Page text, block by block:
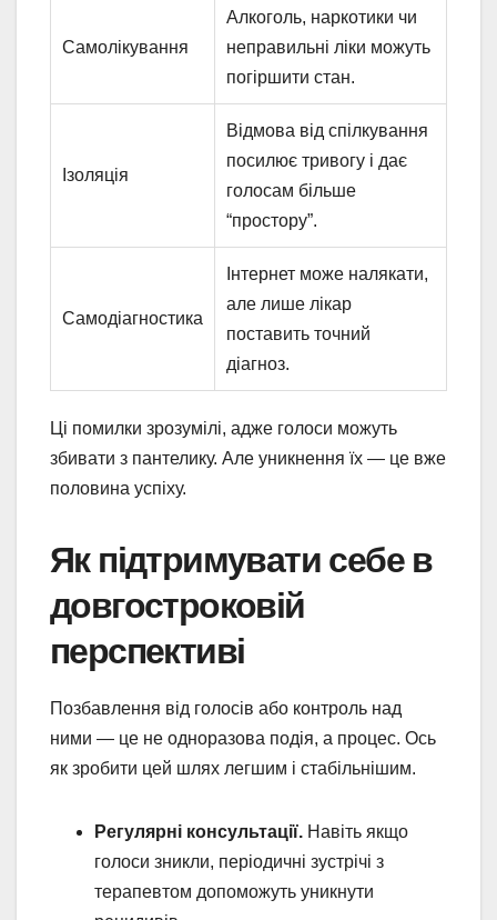
Самолікування
Алкоголь, наркотики чи
неправильні ліки можуть
погіршити стан.
Ізоляція
Відмова від спілкування
посилює тривогу і дає
голосам більше
“простору”.
Самодіагностика
Інтернет може налякати,
але лише лікар
поставить точний
діагноз.
Ці помилки зрозумілі, адже голоси можуть
збивати з пантелику. Але уникнення їх — це вже
половина успіху.
Як підтримувати себе в
довгостроковій
перспективі
Позбавлення від голосів або контроль над
ними — це не одноразова подія, а процес. Ось
як зробити цей шлях легшим і стабільнішим.
Регулярні консультації. Навіть якщо
голоси зникли, періодичні зустрічі з
терапевтом допоможуть уникнути